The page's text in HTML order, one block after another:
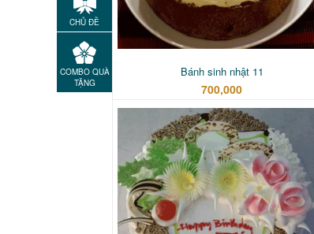
CHỦ ĐỀ
COMBO QUÀ
TẶNG
Bánh sinh nhật 11
700,000